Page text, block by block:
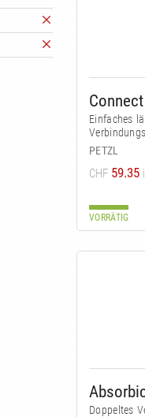
Einfaches
PETZL
CHF 59.35
VORRÄTIG
Doppeltes